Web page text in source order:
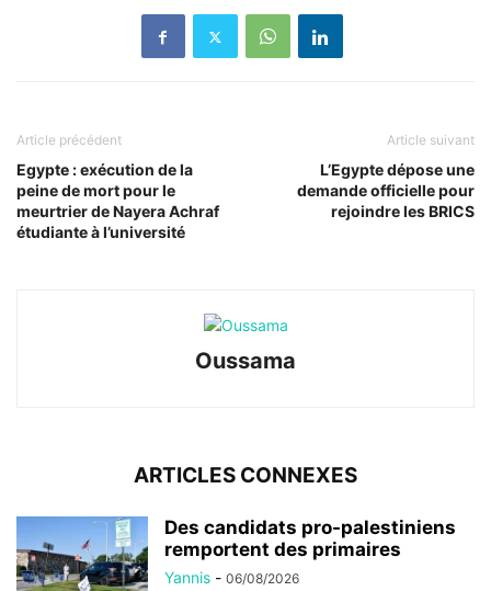
Article précédent
Egypte : exécution de la
peine de mort pour le
meurtrier de Nayera Achraf
étudiante à l’université
Article suivant
L’Egypte dépose une
demande officielle pour
rejoindre les BRICS
Oussama
ARTICLES CONNEXES
Des candidats pro-palestiniens
remportent des primaires
Yannis - 06/08/2026